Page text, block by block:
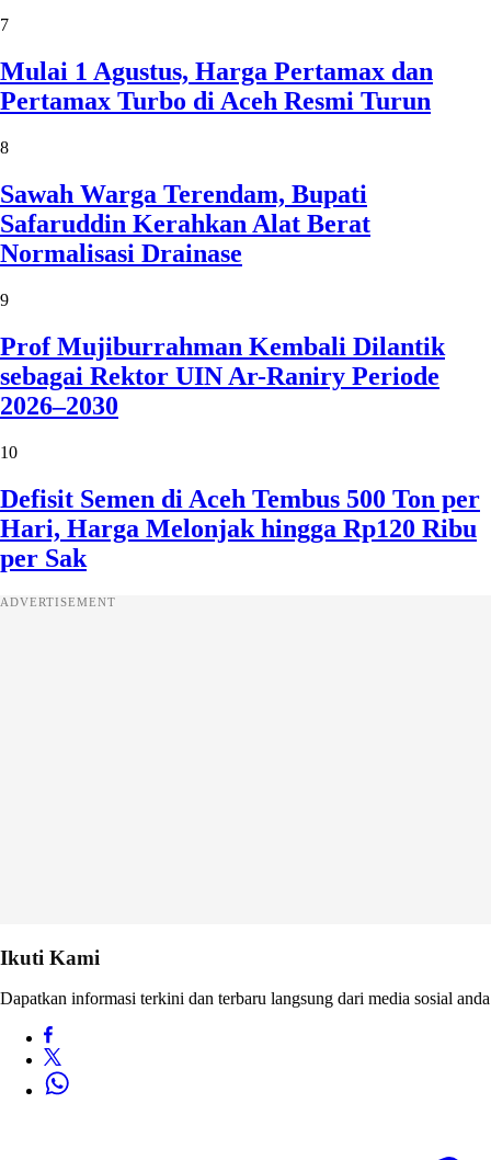
7
Mulai 1 Agustus, Harga Pertamax dan
Pertamax Turbo di Aceh Resmi Turun
8
Sawah Warga Terendam, Bupati
Safaruddin Kerahkan Alat Berat
Normalisasi Drainase
9
Prof Mujiburrahman Kembali Dilantik
sebagai Rektor UIN Ar-Raniry Periode
2026–2030
10
Defisit Semen di Aceh Tembus 500 Ton per
Hari, Harga Melonjak hingga Rp120 Ribu
per Sak
ADVERTISEMENT
Ikuti Kami
Dapatkan informasi terkini dan terbaru langsung dari media sosial anda